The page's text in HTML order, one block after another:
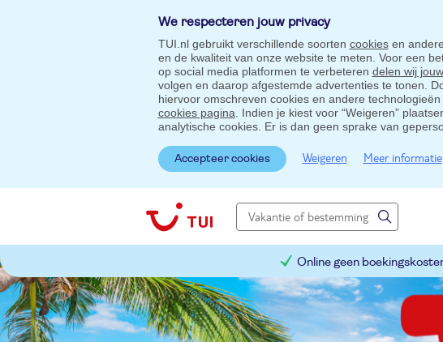
We respecteren jouw privacy
TUI.nl gebruikt verschillende soorten cookiesen
en de kwaliteit van onze website te meten. Voor een
op social media platformen te verbeteren delen wij
volgen en daarop afgestemde advertenties te tonen.
hiervoor omschreven cookies en andere
cookies pagina . Indien je kiest voor “Weigeren”
analytische cookies. Er is dan geen sprake van
Accepteer cookies Weigeren Meer informatie
Online geen